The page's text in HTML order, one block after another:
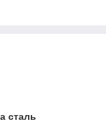
сталь